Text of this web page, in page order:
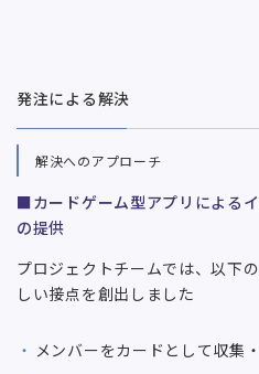
発注による解決
解決へのアプローチ
■カードゲーム型アプリによる
の提供
プロジェクトチームでは、以下
しい接点を創出しました
メンバーをカードとして収集